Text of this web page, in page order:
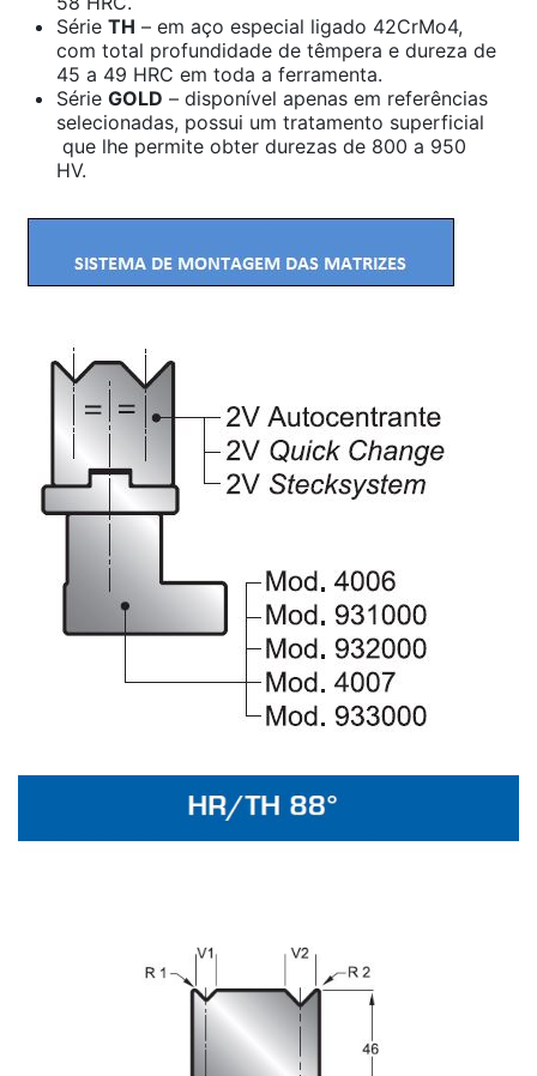
Série TH – em aço especial ligado 42CrMo4,
com total profundidade de têmpera e dureza de
45 a 49 HRC em toda a ferramenta.
Série GOLD – disponível apenas em referências
selecionadas, possui um tratamento superficial
que lhe permite obter durezas de 800 a 950
HV.